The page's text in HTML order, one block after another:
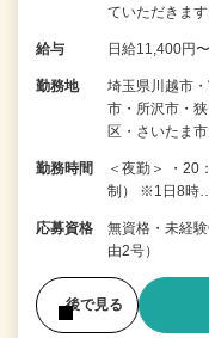
ていただきま
給与 日給11,400円
勤務地
埼玉県川越市
市・所沢市・
区・さいたま
勤務時間
＜夜勤＞ ・20
制） ※1日8時
応募資格
無資格・未経
由2号）
後で見る